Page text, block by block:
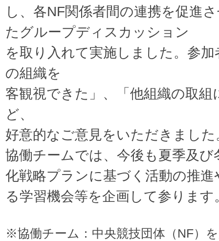
し、各NF関係者間の連携を促進
たグループディスカッション
を取り入れて実施しました。参
の組織を
客観視できた」、「他組織の取
ど、
好意的なご意見をいただきました
協働チームでは、今後も夏季及
化戦略プランに基づく活動の推
る学習機会等を企画して参ります
※協働チーム：中央競技団体（NF）